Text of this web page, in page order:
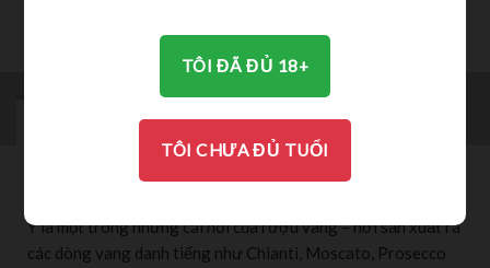
THƯỞNG THỨC
BRAND
Giới thiệu rượu vang Patrisso Primitivo di Manduria:
Ý là một trong những cái nôi của rượu vang – nơi sản xuất ra
các dòng vang danh tiếng như Chianti, Moscato, Prosecco
TÔI ĐÃ ĐỦ 18+
TÔI CHƯA ĐỦ TUỔI